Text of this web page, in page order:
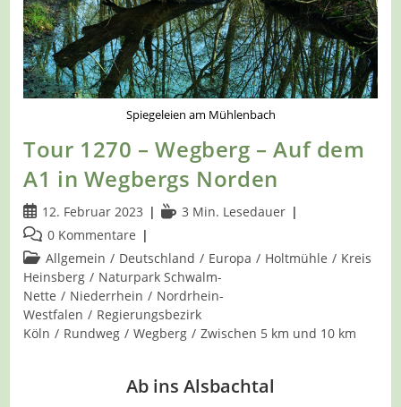
Spiegeleien am Mühlenbach
Tour 1270 – Wegberg – Auf dem
A1 in Wegbergs Norden
Beitrag
veröffentlicht:
12. Februar 2023 Lesedauer:
3 Min. Lesedauer
Beitrags-
Kommentare:
0 Kommentare
Beitrags-
Kategorie:
Allgemein / Deutschland / Europa / Holtmühle / Kreis
Heinsberg / Naturpark Schwalm-
Nette / Niederrhein / Nordrhein-
Westfalen / Regierungsbezirk
Köln / Rundweg / Wegberg / Zwischen 5 km und 10 km
Ab ins Alsbachtal